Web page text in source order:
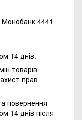
4441
14 днів.
товарів
прав
повернення
14 днів після